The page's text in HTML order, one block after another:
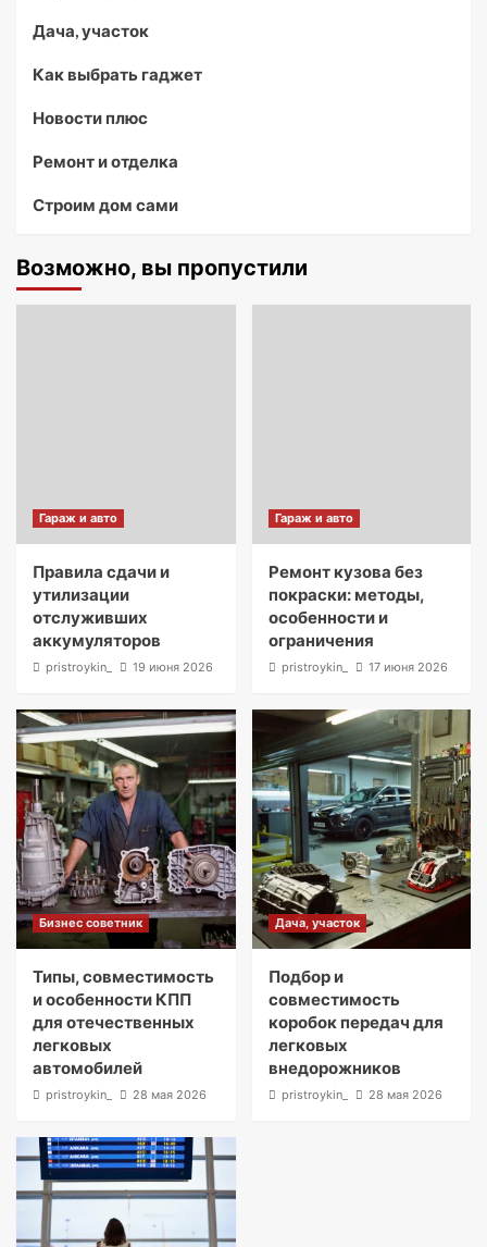
Дача, участок
Как выбрать гаджет
Новости плюс
Ремонт и отделка
Строим дом сами
Возможно, вы пропустили
Гараж и авто
Правила сдачи и
утилизации
отслуживших
аккумуляторов
pristroykin_ 19 июня 2026
Гараж и авто
Ремонт кузова без
покраски: методы,
особенности и
ограничения
pristroykin_ 17 июня 2026
Бизнес советник
Типы, совместимость
и особенности КПП
для отечественных
легковых
автомобилей
pristroykin_ 28 мая 2026
Дача, участок
Подбор и
совместимость
коробок передач для
легковых
внедорожников
pristroykin_ 28 мая 2026